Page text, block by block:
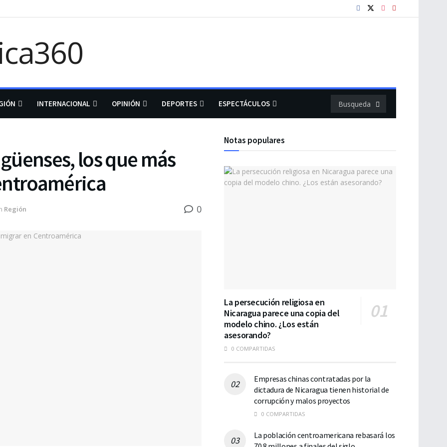
INTERNACIONAL OPINIÓN DEPORTES ESPECTÁCULOS
los que más
Región 0
Notas populares
La persecución religiosa en
Nicaragua parece una copia del
modelo chino. ¿Los están
asesorando?
0 COMPARTIDAS
Empresas chinas contratadas por la
dictadura de Nicaragua tienen historial de
corrupción y malos proyectos
0 COMPARTIDAS
La población centroamericana rebasará los